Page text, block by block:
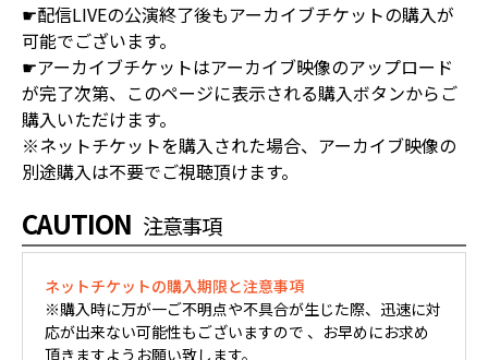
☛配信LIVEの公演終了後もアーカイブチケットの購入が
可能でございます。
☛アーカイブチケットはアーカイブ映像のアップロード
が完了次第、このページに表示される購入ボタンからご
購入いただけます。
※ネットチケットを購入された場合、アーカイブ映像の
別途購入は不要でご視聴頂けます。
CAUTION 注意事項
ネットチケットの購入期限と注意事項
※購入時に万が一ご不明点や不具合が生じた際、迅速に対
応が出来ない可能性もございますので 、お早めにお求め
頂きますようお願い致します。